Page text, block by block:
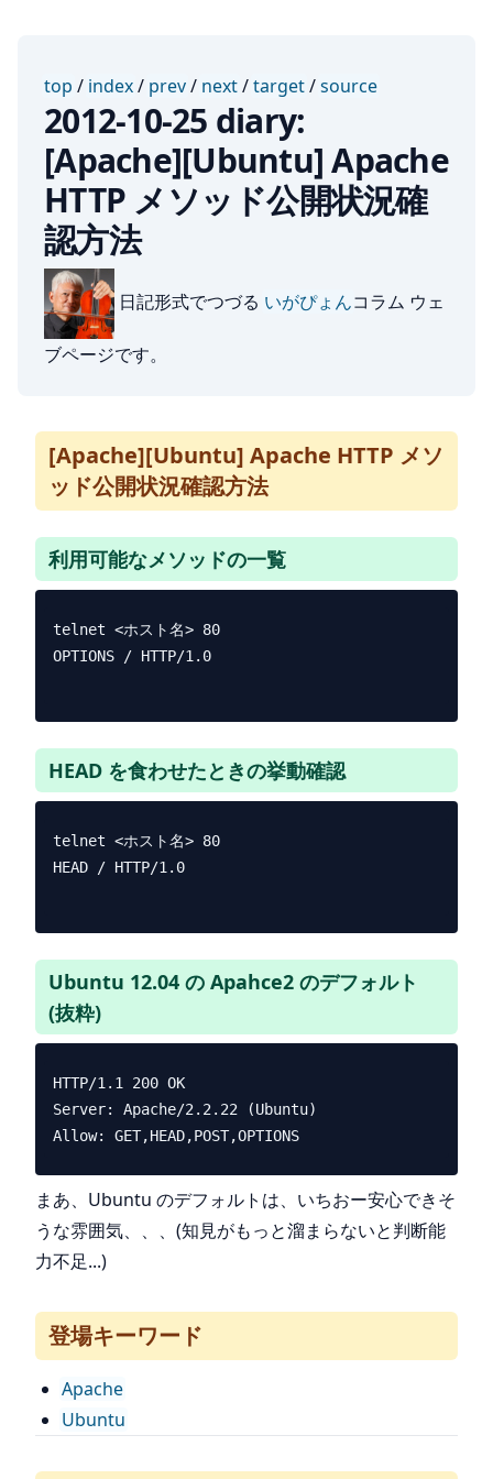
top / index/ prev/ next/target/source
2012-10-25 diary:
[Apache][Ubuntu] Apache
HTTP メソッド公開状況確
認方法
日記形式でつづる いがぴょんコラム ウェ
ブページです。
[Apache][Ubuntu] Apache HTTP メソ
ッド公開状況確認方法
利用可能なメソッドの一覧
telnet <ホスト名> 80
OPTIONS / HTTP/1.0
HEAD を食わせたときの挙動確認
telnet <ホスト名> 80
HEAD / HTTP/1.0
Ubuntu 12.04 の Apahce2 のデフォルト
(抜粋)
HTTP/1.1 200 OK
Server: Apache/2.2.22 (Ubuntu)
まあ、Ubuntu のデフォルトは、いちおー安心できそ
うな雰囲気、、、(知見がもっと溜まらないと判断能
力不足...)
登場キーワード
Apache
Ubuntu